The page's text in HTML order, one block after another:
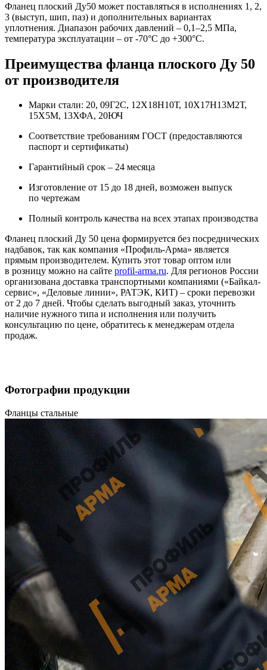
Фланец плоский Ду50 может поставляться в исполнениях 1, 2,
3 (выступ, шип, паз) и дополнительных вариантах
уплотнения. Диапазон рабочих давлений – 0,1–2,5 МПа,
температура эксплуатации – от -70°C до +300°C.
Преимущества фланца плоского Ду 50
от производителя
Марки стали: 20, 09Г2С, 12Х18Н10Т, 10Х17Н13М2Т,
15Х5М, 13ХФА, 20ЮЧ
Соответствие требованиям ГОСТ (предоставляются
паспорт и сертификаты)
Гарантийный срок – 24 месяца
Изготовление от 15 до 18 дней, возможен выпуск
по чертежам
Полный контроль качества на всех этапах производства
Фланец плоский Ду 50 цена формируется без посреднических
надбавок, так как компания «Профиль-Арма» является
прямым производителем. Купить этот товар оптом или
в розницу можно на сайте profil-arma.ru. Для регионов России
организована доставка транспортными компаниями («Байкал-
сервис», «Деловые линии», РАТЭК, КИТ) – сроки перевозки
от 2 до 7 дней. Чтобы сделать выгодный заказ, уточнить
наличие нужного типа и исполнения или получить
консультацию по цене, обратитесь к менеджерам отдела
продаж.
Фотографии продукции
Фланцы стальные